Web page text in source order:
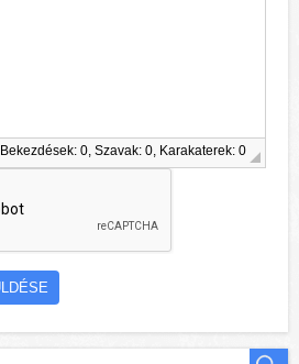
Bekezdések: 0, Szavak: 0, Karakaterek: 0